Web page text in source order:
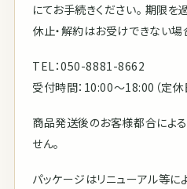
にてお手続きください。 期限を
休止・解約はお受けできない場
TEL：050-8881-8662
受付時間：10:00〜18:00（定休
商品発送後のお客様都合によ
せん。
パッケージはリニューアル等に